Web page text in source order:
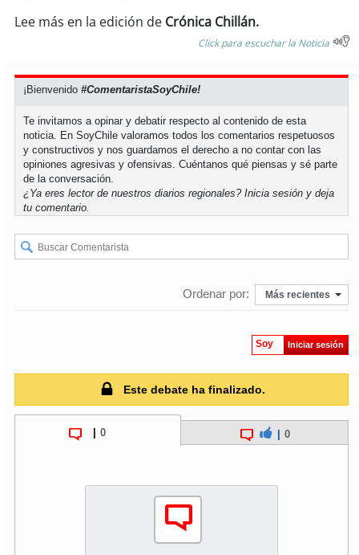
Lee más en la edición de Crónica Chillán.
Click para escuchar la Noticia
¡Bienvenido#ComentaristaSoyChile!
Te invitamos a opinar y debatir respecto al contenido de esta
noticia. En SoyChile valoramos todos los comentarios respetuosos
y constructivos y nos guardamos el derecho a no contar con las
opiniones agresivas y ofensivas. Cuéntanos qué piensas y sé parte
de la conversación.
¿Ya eres lector de nuestros diarios regionales?Inicia sesión y deja
tu comentario.
Ordenar por: Más recientes
Soy Iniciar sesión
Este debate ha finalizado.
0 0